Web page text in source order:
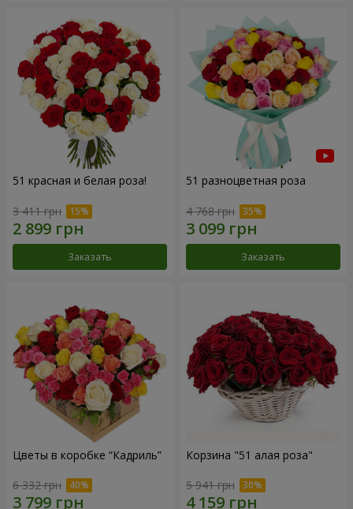
51 красная и белая роза!
3 411 грн
Заказать
51 разноцветная роза
4 768 грн
Заказать
Цветы в коробке “Кадриль”
6 332 грн
Корзина "51 алая роза"
5 941 грн